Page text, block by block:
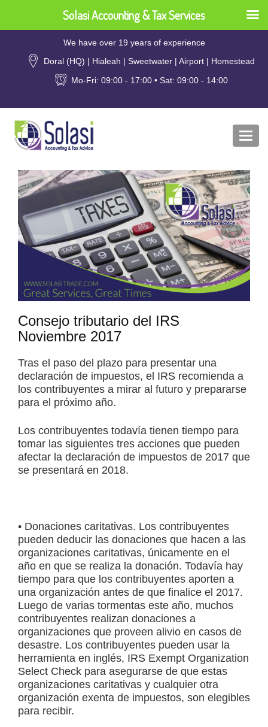
We have over 19 years of experience
Doral (HQ) | Hialeah | Sweetwater | Airport | Homestead
Mo-Fri: 09:00 - 17:00 • Sat: 09:00 - 14:00
Consejo tributario del IRS
Noviembre 2017
Tras el paso del plazo para presentar una
declaración de impuestos, el IRS recomienda a
los contribuyentes a mirar al futuro y prepararse
para el próximo año.
Los contribuyentes todavía tienen tiempo para
tomar las siguientes tres acciones que pueden
afectar la declaración de impuestos de 2017 que
se presentará en 2018.
• Donaciones caritativas. Los contribuyentes
pueden deducir las donaciones que hacen a las
organizaciones caritativas, únicamente en el
año en que se realiza la donación. Todavía hay
tiempo para que los contribuyentes aporten a
una organización antes de que finalice el 2017.
Luego de varias tormentas este año, muchos
contribuyentes realizan donaciones a
organizaciones que proveen alivio en casos de
desastre. Los contribuyentes pueden usar la
herramienta en inglés, IRS Exempt Organization
Select Check para asegurarse de que estas
organizaciones caritativas y cualquier otra
organización exenta de impuestos, son elegibles
para recibir.
Solasi Accounting & Tax Services